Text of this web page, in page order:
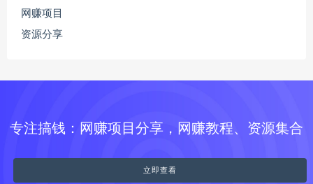
网赚项目
资源分享
专注搞钱：网赚项目分享，网赚教程、资源集合
立即查看